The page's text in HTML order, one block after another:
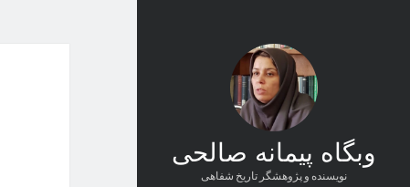
وبگاه پیمانه صالحی
نویسنده و پژوهشگر تاریخ شفاهی